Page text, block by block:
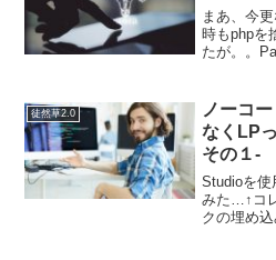
まあ、今
時もphpを
たが。。
で書いて
マ...
徒然草2.0
ノーコ
なくLP
その１-
Studioを使
みた…↑コ
クの埋め